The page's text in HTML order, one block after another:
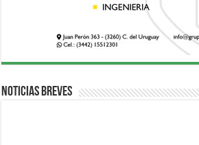
Noticias breves